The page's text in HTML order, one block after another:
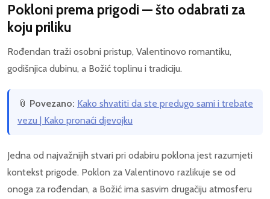
Pokloni prema prigodi — što odabrati za
koju priliku
Rođendan traži osobni pristup, Valentinovo romantiku,
godišnjica dubinu, a Božić toplinu i tradiciju.
📎 Povezano: Kako shvatiti da ste predugo sami i trebate
vezu | Kako pronaći djevojku
Jedna od najvažnijih stvari pri odabiru poklona jest razumjeti
kontekst prigode. Poklon za Valentinovo razlikuje se od
onoga za rođendan, a Božić ima sasvim drugačiju atmosferu